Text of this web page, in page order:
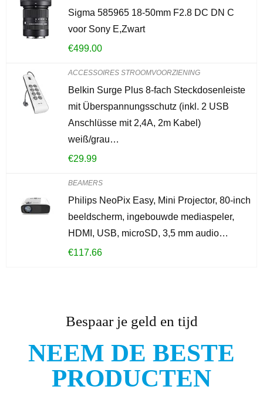
Sigma 585965 18-50mm F2.8 DC DN C
voor Sony E,Zwart
€499.00
ACCESSOIRES STROOMVOORZIENING
Belkin Surge Plus 8-fach Steckdosenleiste
mit Überspannungsschutz (inkl. 2 USB
Anschlüsse mit 2,4A, 2m Kabel)
weiß/grau…
€29.99
BEAMERS
Philips NeoPix Easy, Mini Projector, 80-inch
beeldscherm, ingebouwde mediaspeler,
HDMI, USB, microSD, 3,5 mm audio…
€117.66
Bespaar je geld en tijd
NEEM DE BESTE
PRODUCTEN